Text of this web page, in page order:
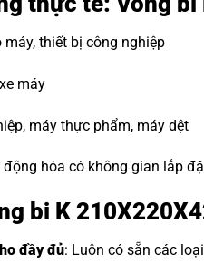
máy, thiết bị công nghiệp
máy
máy thực phẩm, máy dệt
hóa có không gian lắp
bi K
đầy đủ: Luôn có sẵn các